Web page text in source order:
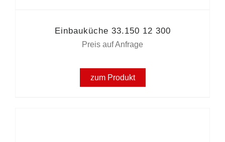
Einbauküche 33.150 12 300
Preis auf Anfrage
zum Produkt